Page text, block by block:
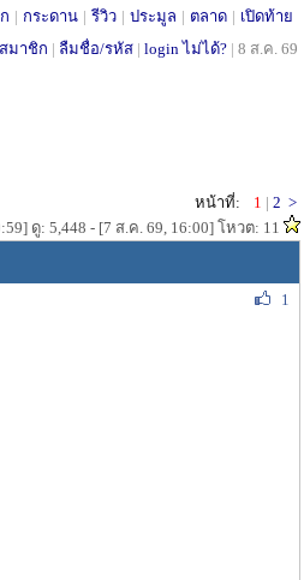
| กระดาน | รีวิว | ประมูล | ตลาด | เปิดท้าย
มาชิก | ลืมชื่อ/รหัส | login ไม่ได้? | 8 ส.ค. 69
หน้าที่: 1 | 2 >
ดู: 5,448 - [7 ส.ค. 69, 16:00] โหวต: 11
1